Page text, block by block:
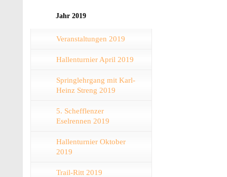
Jahr 2019
Veranstaltungen 2019
Hallenturnier April 2019
Springlehrgang mit Karl-
Heinz Streng 2019
5. Schefflenzer
Eselrennen 2019
Hallenturnier Oktober
2019
Trail-Ritt 2019